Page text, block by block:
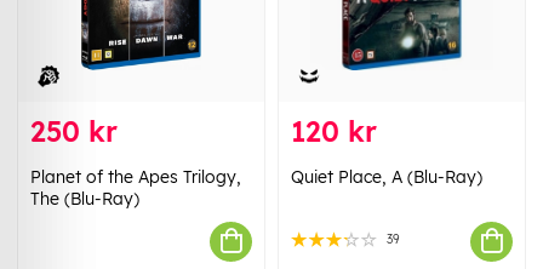
250 kr
Planet of the Apes Trilogy,
The (Blu-Ray)
120 kr
Quiet Place, A (Blu-Ray)
39